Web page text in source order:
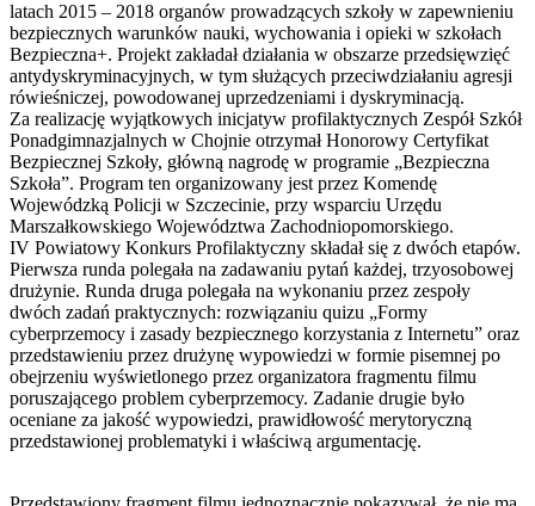
latach 2015 – 2018 organów prowadzących szkoły w zapewnieniu
bezpiecznych warunków nauki, wychowania i opieki w szkołach
Bezpieczna+. Projekt zakładał działania w obszarze przedsięwzięć
antydyskryminacyjnych, w tym służących przeciwdziałaniu agresji
rówieśniczej, powodowanej uprzedzeniami i dyskryminacją.
Za realizację wyjątkowych inicjatyw profilaktycznych Zespół Szkół
Ponadgimnazjalnych w Chojnie otrzymał Honorowy Certyfikat
Bezpiecznej Szkoły, główną nagrodę w programie „Bezpieczna
Szkoła”. Program ten organizowany jest przez Komendę
Wojewódzką Policji w Szczecinie, przy wsparciu Urzędu
Marszałkowskiego Województwa Zachodniopomorskiego.
IV Powiatowy Konkurs Profilaktyczny składał się z dwóch etapów.
Pierwsza runda polegała na zadawaniu pytań każdej, trzyosobowej
drużynie. Runda druga polegała na wykonaniu przez zespoły
dwóch zadań praktycznych: rozwiązaniu quizu „Formy
cyberprzemocy i zasady bezpiecznego korzystania z Internetu” oraz
przedstawieniu przez drużynę wypowiedzi w formie pisemnej po
obejrzeniu wyświetlonego przez organizatora fragmentu filmu
poruszającego problem cyberprzemocy. Zadanie drugie było
oceniane za jakość wypowiedzi, prawidłowość merytoryczną
przedstawionej problematyki i właściwą argumentację.